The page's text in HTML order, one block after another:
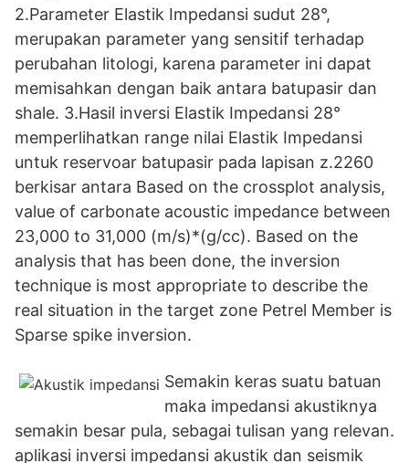
2.Parameter Elastik Impedansi sudut 28°,
merupakan parameter yang sensitif terhadap
perubahan litologi, karena parameter ini dapat
memisahkan dengan baik antara batupasir dan
shale. 3.Hasil inversi Elastik Impedansi 28°
memperlihatkan range nilai Elastik Impedansi
untuk reservoar batupasir pada lapisan z.2260
berkisar antara Based on the crossplot analysis,
value of carbonate acoustic impedance between
23,000 to 31,000 (m/s)*(g/cc). Based on the
analysis that has been done, the inversion
technique is most appropriate to describe the
real situation in the target zone Petrel Member is
Sparse spike inversion.
Semakin keras suatu batuan
maka impedansi akustiknya
semakin besar pula, sebagai tulisan yang relevan.
aplikasi inversi impedansi akustik dan seismik